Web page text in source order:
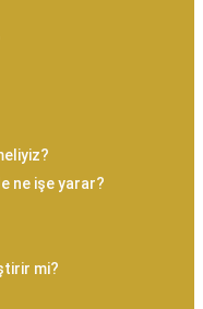
ne işe yarar?
mi?